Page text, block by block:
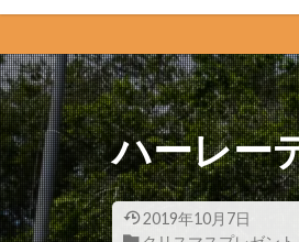
ハーレー
2019年10月7日